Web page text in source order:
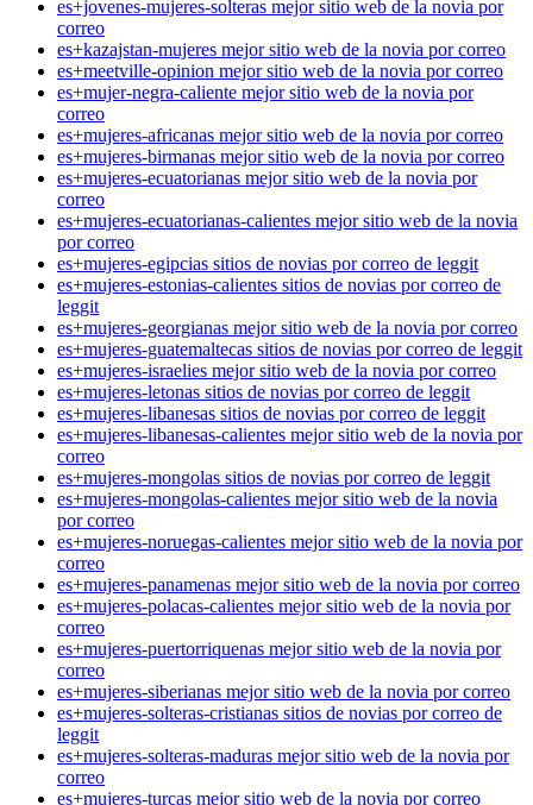
es+jovenes-mujeres-solteras mejor sitio web de la novia por
correo
es+kazajstan-mujeres mejor sitio web de la novia por correo
es+meetville-opinion mejor sitio web de la novia por correo
es+mujer-negra-caliente mejor sitio web de la novia por
correo
es+mujeres-africanas mejor sitio web de la novia por correo
es+mujeres-birmanas mejor sitio web de la novia por correo
es+mujeres-ecuatorianas mejor sitio web de la novia por
correo
es+mujeres-ecuatorianas-calientes mejor sitio web de la novia
por correo
es+mujeres-egipcias sitios de novias por correo de leggit
es+mujeres-estonias-calientes sitios de novias por correo de
leggit
es+mujeres-georgianas mejor sitio web de la novia por correo
es+mujeres-guatemaltecas sitios de novias por correo de leggit
es+mujeres-israelies mejor sitio web de la novia por correo
es+mujeres-letonas sitios de novias por correo de leggit
es+mujeres-libanesas sitios de novias por correo de leggit
es+mujeres-libanesas-calientes mejor sitio web de la novia por
correo
es+mujeres-mongolas sitios de novias por correo de leggit
es+mujeres-mongolas-calientes mejor sitio web de la novia
por correo
es+mujeres-noruegas-calientes mejor sitio web de la novia por
correo
es+mujeres-panamenas mejor sitio web de la novia por correo
es+mujeres-polacas-calientes mejor sitio web de la novia por
correo
es+mujeres-puertorriquenas mejor sitio web de la novia por
correo
es+mujeres-siberianas mejor sitio web de la novia por correo
es+mujeres-solteras-cristianas sitios de novias por correo de
leggit
es+mujeres-solteras-maduras mejor sitio web de la novia por
correo
es+mujeres-turcas mejor sitio web de la novia por correo